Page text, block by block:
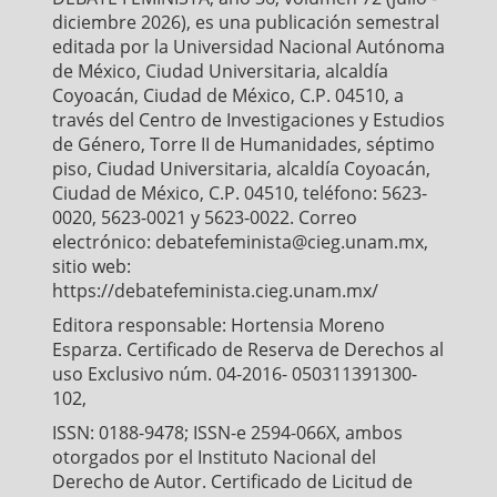
diciembre 2026), es una publicación semestral
editada por la Universidad Nacional Autónoma
de México, Ciudad Universitaria, alcaldía
Coyoacán, Ciudad de México, C.P. 04510, a
través del Centro de Investigaciones y Estudios
de Género, Torre II de Humanidades, séptimo
piso, Ciudad Universitaria, alcaldía Coyoacán,
Ciudad de México, C.P. 04510, teléfono: 5623-
0020, 5623-0021 y 5623-0022. Correo
electrónico: debatefeminista@cieg.unam.mx,
sitio web:
https://debatefeminista.cieg.unam.mx/
Editora responsable: Hortensia Moreno
Esparza. Certificado de Reserva de Derechos al
uso Exclusivo núm. 04-2016- 050311391300-
102,
ISSN: 0188-9478; ISSN-e 2594-066X, ambos
otorgados por el Instituto Nacional del
Derecho de Autor. Certificado de Licitud de